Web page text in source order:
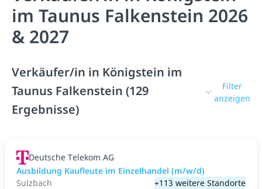
im Taunus Falkenstein 2026
& 2027
Verkäufer/in in Königstein im
Taunus Falkenstein (129
Ergebnisse)
Filter
anzeigen
Deutsche Telekom AG
Ausbildung Kaufleute im Einzelhandel (m/w/d)
Sulzbach
+113 weitere Standorte